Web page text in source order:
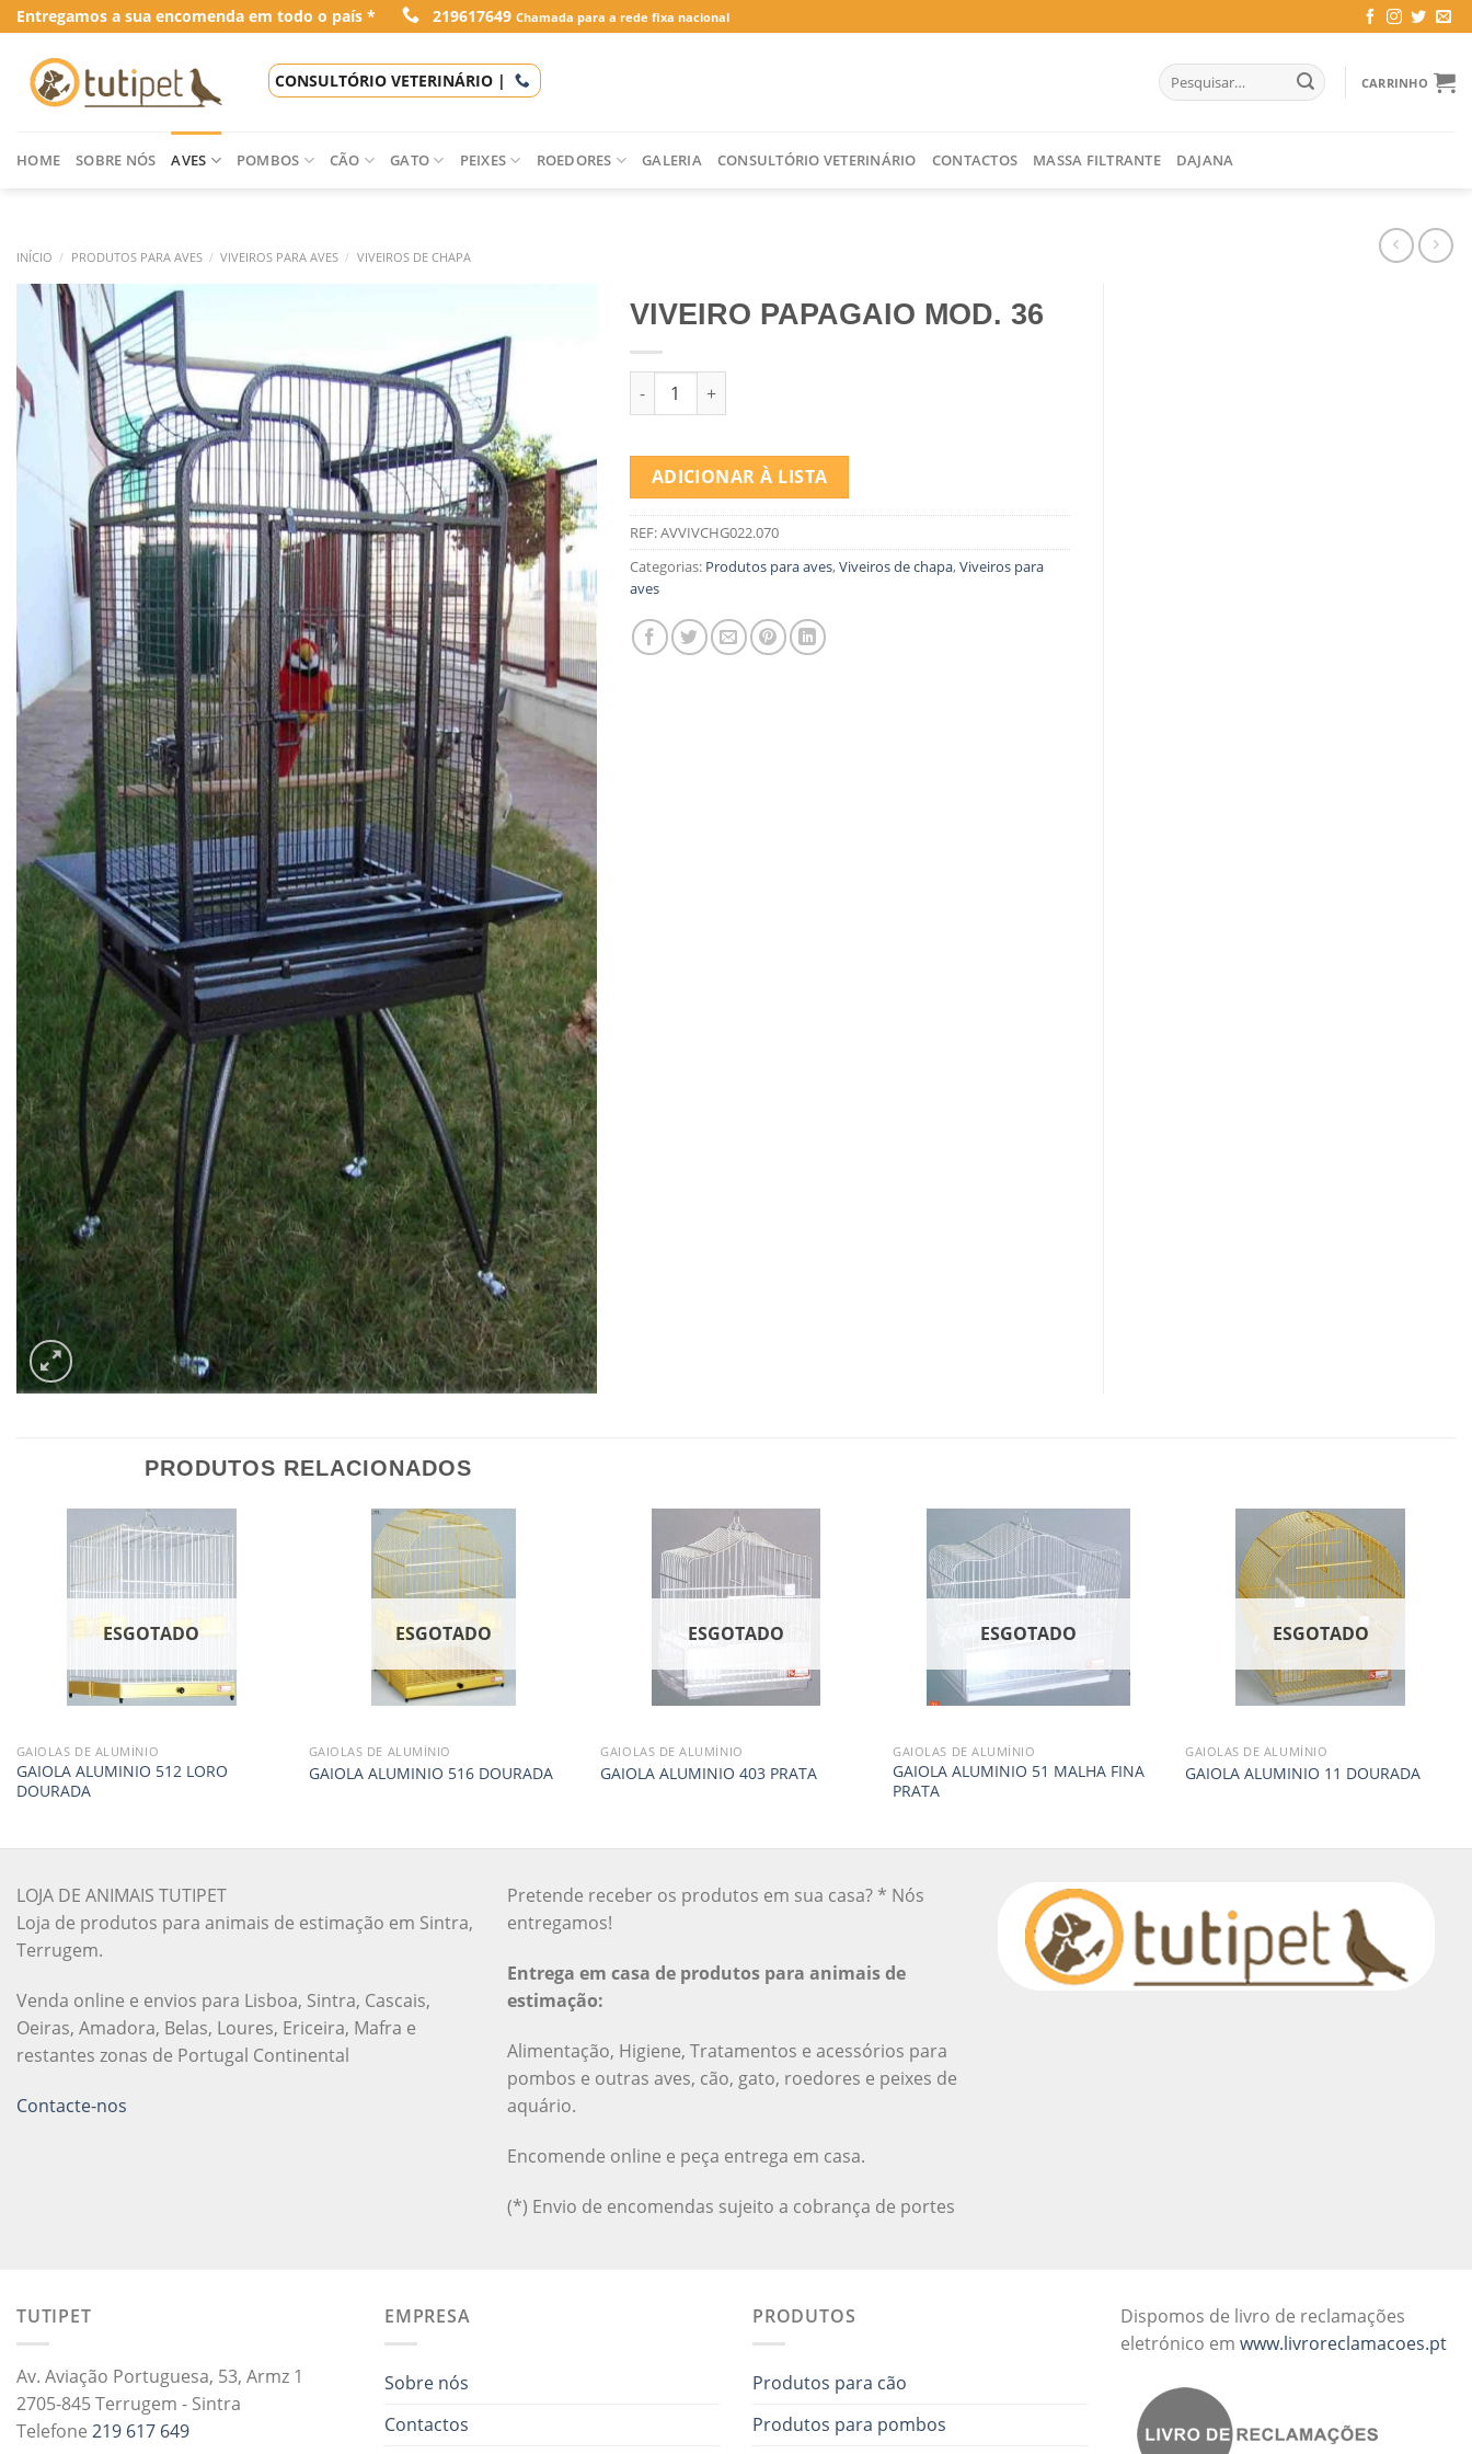
Skip
to
content
Entregamos a sua encomenda em todo o país * 219617649 Chamada para a rede fixa nacional
CONSULTÓRIO VETERINÁRIO |
Pesquisar
por:
CARRINHO
HOME SOBRE NÓS AVES POMBOS CÃO GATO PEIXES ROEDORES GALERIA CONSULTÓRIO VETERINÁRIO CONTACTOS MASSA FILTRANTE DAJANA
INÍCIO / PRODUTOS PARA AVES / VIVEIROS PARA AVES / VIVEIROS DE CHAPA
VIVEIRO PAPAGAIO MOD. 36
Quantidade de VIVEIRO PAPAGAIO MOD. 36
ADICIONAR À LISTA
REF:AVVIVCHG022.070
Categorias: Produtos para aves,Viveiros de chapa,Viveiros para
aves
PRODUTOS RELACIONADOS
ESGOTADO
GAIOLAS DE ALUMÍNIO
GAIOLA ALUMINIO 512 LORO
DOURADA
ESGOTADO
GAIOLAS DE ALUMÍNIO
GAIOLA ALUMINIO 516 DOURADA
ESGOTADO
GAIOLAS DE ALUMÍNIO
GAIOLA ALUMINIO 403 PRATA
ESGOTADO
GAIOLAS DE ALUMÍNIO
GAIOLA ALUMINIO 51 MALHA FINA
PRATA
ESGOTADO
GAIOLAS DE ALUMÍNIO
GAIOLA ALUMINIO 11 DOURADA
LOJA DE ANIMAIS TUTIPET
Loja de produtos para animais de estimação em Sintra,
Terrugem.
Venda online e envios para Lisboa, Sintra, Cascais,
Oeiras, Amadora, Belas, Loures, Ericeira, Mafra e
restantes zonas de Portugal Continental
Contacte-nos
Pretende receber os produtos em sua casa? * Nós
entregamos!
Entrega em casa de produtos para animais de
estimação:
Alimentação, Higiene, Tratamentos e acessórios para
pombos e outras aves, cão, gato, roedores e peixes de
aquário.
Encomende online e peça entrega em casa.
(*) Envio de encomendas sujeito a cobrança de portes
TUTIPET
Av. Aviação Portuguesa, 53, Armz 1
2705-845 Terrugem - Sintra
Telefone 219 617 649
EMPRESA
Sobre nós
Contactos
PRODUTOS
Produtos para cão
Produtos para pombos
Dispomos de livro de reclamações
eletrónico em www.livroreclamacoes.pt